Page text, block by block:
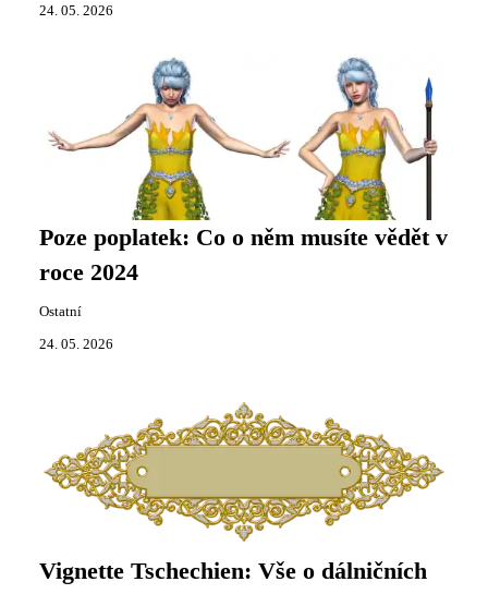
24. 05. 2026
Poze poplatek: Co o něm musíte vědět v
roce 2024
Ostatní
24. 05. 2026
Vignette Tschechien: Vše o dálničních